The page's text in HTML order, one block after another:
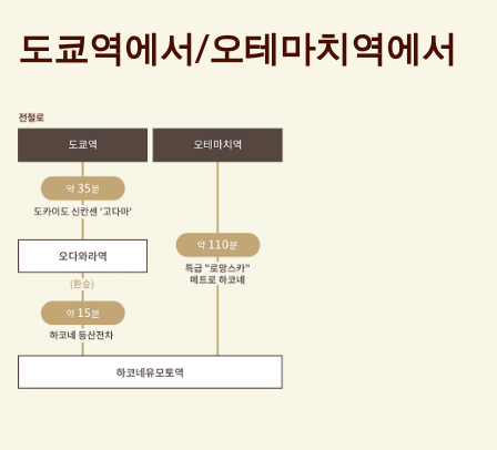
도쿄역에서/오테마치역에서